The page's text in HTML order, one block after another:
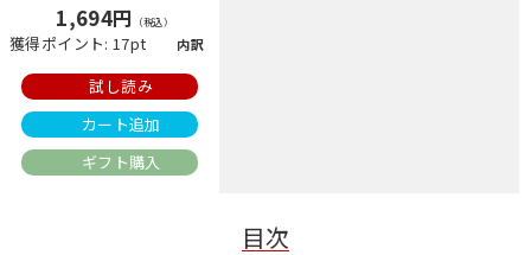
1,694円 （税込）
獲得ポイント: 17pt 内訳
試し読み
カート追加
ギフト購入
目次